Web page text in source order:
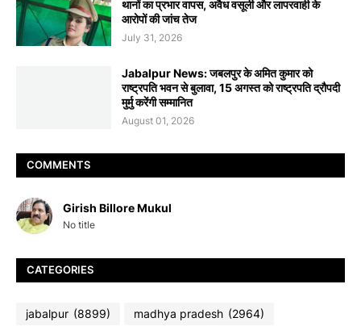
थानों का प्रभार वापस, अवैध वसूली और लापरवाही के
आरोपों की जांच तेज
July 31, 2026
Jabalpur News: जबलपुर के अमित कुमार को
राष्ट्रपति भवन से बुलावा, 15 अगस्त को राष्ट्रपति द्रौपदी
मुर्मु करेंगी सम्मानित
August 01, 2026
COMMENTS
Girish Billore Mukul
No title
CATEGORIES
jabalpur (8899) madhya pradesh (2964)